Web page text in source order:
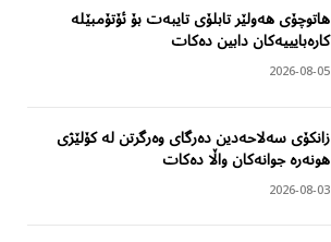
هاتوچۆی هەولێر تابلۆی تایبەت بۆ ئۆتۆمبێلە
کارەبایییەکان دابین دەکات
2026-08-05
زانکۆی سەلاحەدین دەرگای وەرگرتن لە کۆلێژی
هونەرە جوانەکان واڵا دەکات
2026-08-03